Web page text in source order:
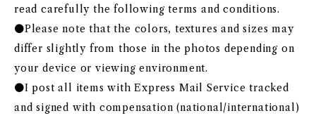
read carefully the following terms and conditions.
●Please note that the colors, textures and sizes may
differ slightly from those in the photos depending on
your device or viewing environment.
●I post all items with Express Mail Service tracked
and signed with compensation (national/international)